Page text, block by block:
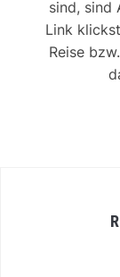
sind, sind
Link
Reise